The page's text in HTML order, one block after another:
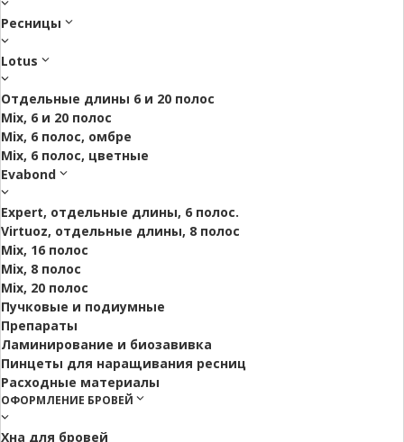
Ресницы
Lotus
Отдельные длины 6 и 20 полос
Mix, 6 и 20 полос
Mix, 6 полос, омбре
Mix, 6 полос, цветные
Evabond
Expert, отдельные длины, 6 полос.
Virtuoz, отдельные длины, 8 полос
Mix, 16 полос
Mix, 8 полос
Mix, 20 полос
Пучковые и подиумные
Препараты
Ламинирование и биозавивка
Пинцеты для наращивания ресниц
Расходные материалы
ОФОРМЛЕНИЕ БРОВЕЙ
Хна для бровей